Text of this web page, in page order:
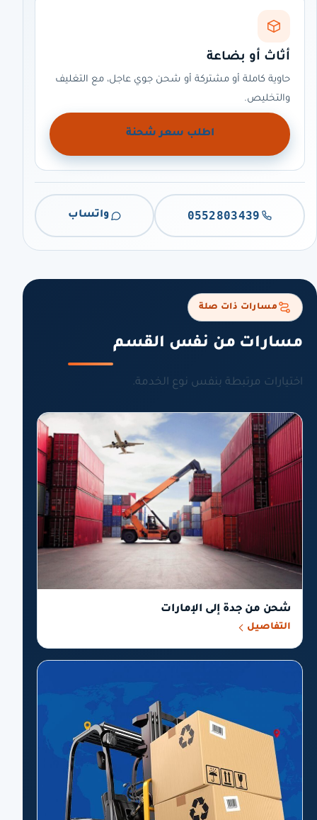
أثاث أو بضاعة
حاوية كاملة أو مشتركة أو شحن جوي عاجل، مع التغليف
والتخليص.
اطلب سعر شحنة
0552803439 واتساب
مسارات ذات صلة
مسارات من نفس القسم
اختيارات مرتبطة بنفس نوع الخدمة.
شحن من جدة إلى الإمارات
التفاصيل